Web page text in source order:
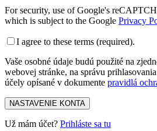
For security, use of Google's
which is subject to the Google Privacy
I agree to these terms (required).
Vaše osobné údaje budú použité na
webovej stránke, na správu
účely opísané v dokumente pravidlá
NASTAVENIE KONTA
Už mám účet? Prihláste sa tu